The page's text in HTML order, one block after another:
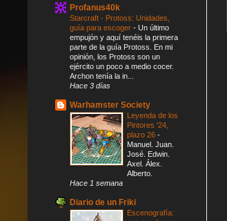
Profanus40k
Starcraft - Protoss: Unidades,
guía para escoger - Un último
empujón y aquí tenéis la primera
parte de la guía Protoss. En mi
opinión, los Protoss son un
ejército un poco a medio cocer.
Archon tenía la in...
Hace 3 días
Warhamster Society
Leyenda de los
Pintores '24,
plazo 26 -
Manuel. Juan.
José. Edwin.
Axel. Álex.
Alberto.
Hace 1 semana
Diario de un Friki
Escenografía: